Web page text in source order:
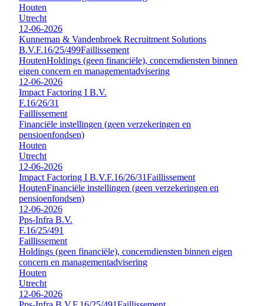
Houten
Utrecht
12-06-2026
Kunneman & Vandenbroek Recruitment Solutions
B.V.F.16/25/499Faillissement
HoutenHoldings (geen financiële), concerndiensten binnen
eigen concern en managementadvisering
12-06-2026
Impact Factoring I B.V.
F.16/26/31
Faillissement
Financiële instellingen (geen verzekeringen en
pensioenfondsen)
Houten
Utrecht
12-06-2026
Impact Factoring I B.V.F.16/26/31Faillissement
HoutenFinanciële instellingen (geen verzekeringen en
pensioenfondsen)
12-06-2026
Pps-Infra B.V.
F.16/25/491
Faillissement
Holdings (geen financiële), concerndiensten binnen eigen
concern en managementadvisering
Houten
Utrecht
12-06-2026